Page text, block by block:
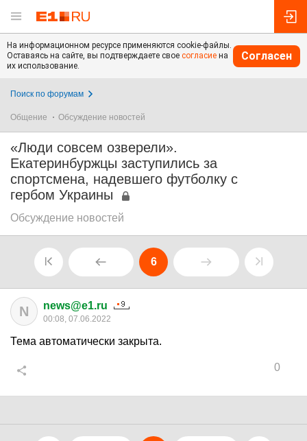
На информационном ресурсе применяются cookie-файлы.
Оставаясь на сайте, вы подтверждаете свое согласие на
их использование.
Согласен
Поиск по форумам
Общение Обсуждение новостей
«Люди совсем озверели».
Екатеринбуржцы заступились за
спортсмена, надевшего футболку с
гербом Украины
Обсуждение новостей
6
N news@e1.ru
00:08, 07.06.2022
Тема автоматически закрыта.
0